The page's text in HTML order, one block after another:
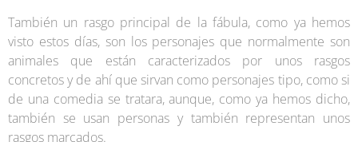
También un rasgo principal de la fábula, como ya hemos
visto estos días, son los personajes que normalmente son
animales que están caracterizados por unos rasgos
concretos y de ahí que sirvan como personajes tipo, como si
de una comedia se tratara, aunque, como ya hemos dicho,
también se usan personas y también representan unos
rasgos marcados.